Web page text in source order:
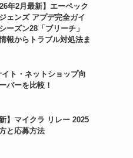
年2月最新】エーペック
ェンズ アプデ完全ガイ
ーズン28「ブリーチ」
報からトラブル対処法ま
イト・ネットショップ向
バーを比較！
新】マイクラ リレー 2025
と応募方法